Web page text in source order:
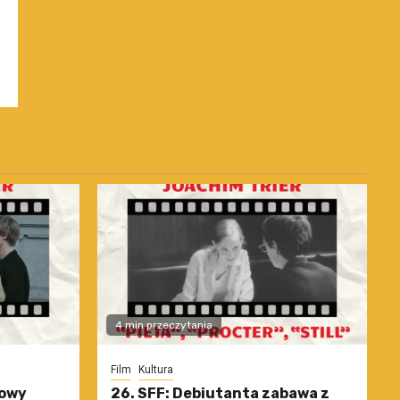
4 min przeczytania
Film Kultura
26. SFF: Debiutanta zabawa z